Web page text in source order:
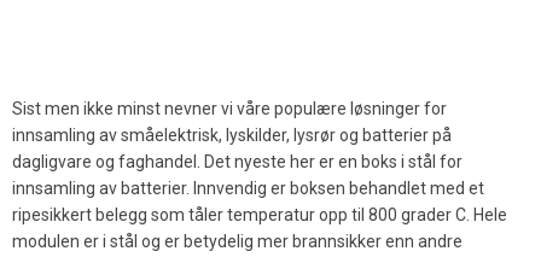
Sist men ikke minst nevner vi våre populære løsninger for
innsamling av småelektrisk, lyskilder, lysrør og batterier på
dagligvare og faghandel. Det nyeste her er en boks i stål for
innsamling av batterier. Innvendig er boksen behandlet med et
ripesikkert belegg som tåler temperatur opp til 800 grader C. Hele
modulen er i stål og er betydelig mer brannsikker enn andre